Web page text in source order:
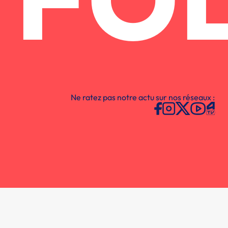
Ne ratez pas notre actu sur nos réseaux :